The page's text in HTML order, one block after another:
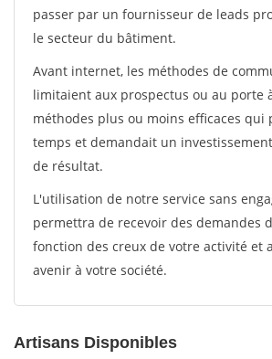
passer par un fournisseur de leads
le secteur du bâtiment.
Avant internet, les méthodes de
limitaient aux prospectus ou au porte
méthodes plus ou moins efficaces qui
temps et demandait un
de résultat.
L'utilisation de notre service sans
permettra de recevoir des demandes
fonction des creux de votre activité et
avenir à votre société.
Artisans Disponibles